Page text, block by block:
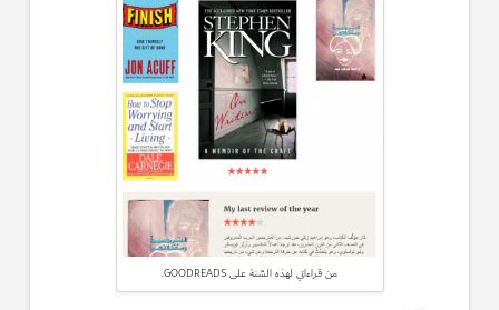
من قراءاتي لهذه السّنة على GOODREADS.